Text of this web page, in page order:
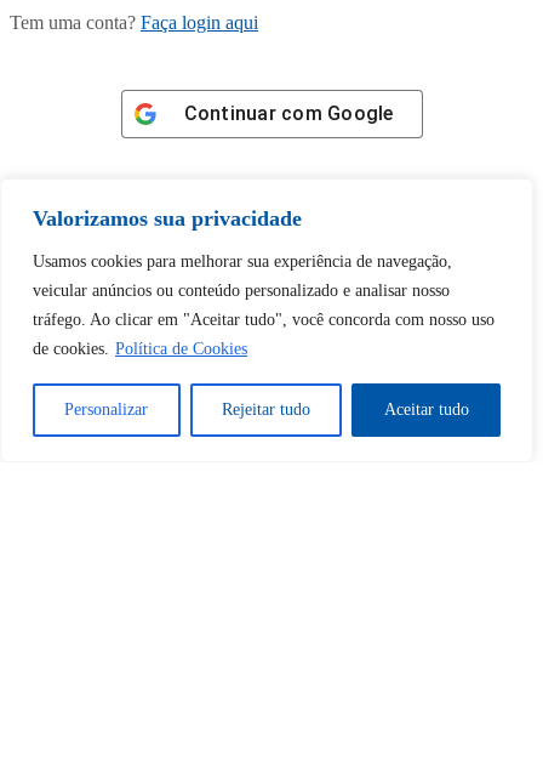
Valorizamos sua privacidade
Usamos cookies para melhorar sua experiência de navegação,
veicular anúncios ou conteúdo personalizado e analisar nosso
tráfego. Ao clicar em "Aceitar tudo", você concorda com nosso uso
de cookies. Política de Cookies
Personalizar Rejeitar tudo Aceitar tudo
Tem uma conta? Faça login aqui
Continuar com Google
Tem certeza de que deseja
desbloquear esta publicação?
Desbloquear esquerda : 0